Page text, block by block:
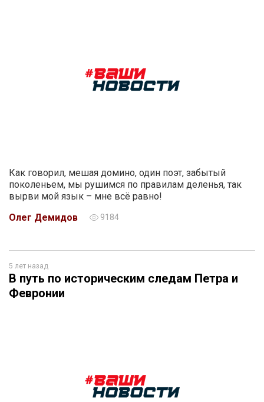
Как говорил, мешая домино, один поэт, забытый
поколеньем, мы рушимся по правилам деленья, так
вырви мой язык – мне всё равно!
Олег Демидов
9184
5 лет назад
В путь по историческим следам Петра и
Февронии